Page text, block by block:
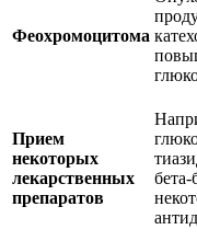
Феохромоцитома
Прием
некоторых
лекарственных
препаратов